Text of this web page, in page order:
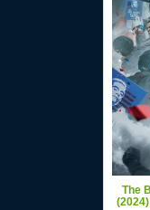
The